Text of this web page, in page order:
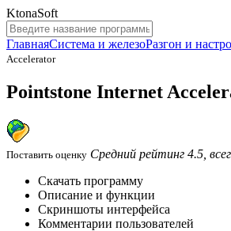
KtonaSoft
ГлавнаяСистема и железоРазгон и
Accelerator
Pointstone Internet
Поставить оценку Средний рейтинг 4.5,
Скачать программу
Описание и функции
Скриншоты интерфейса
Комментарии пользователей